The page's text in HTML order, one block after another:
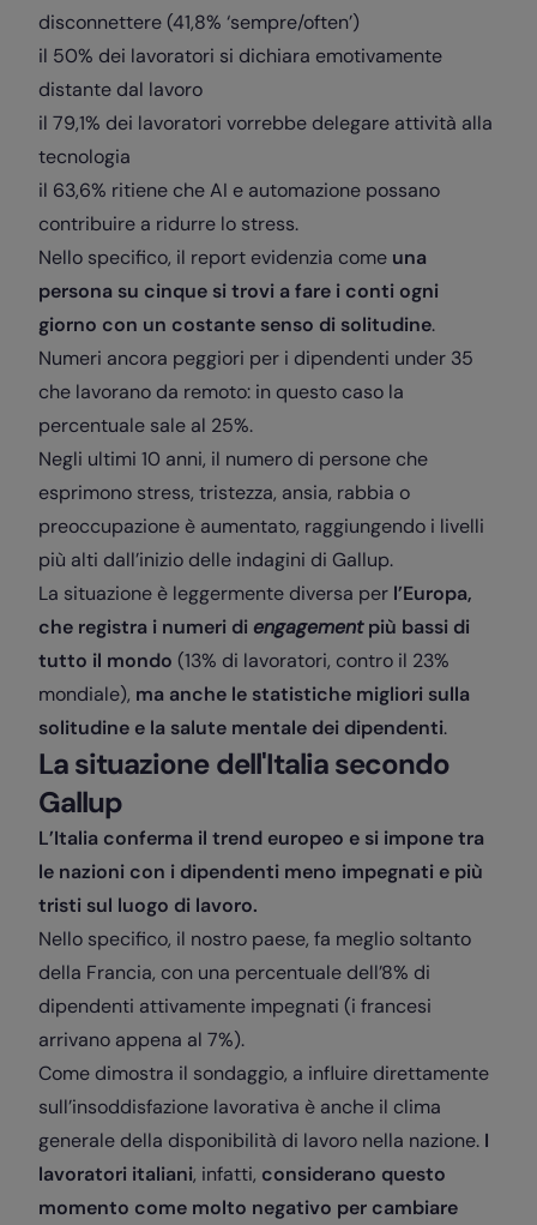
disconnettere (41,8% ‘sempre/often’)
il 50% dei lavoratori si dichiara emotivamente
distante dal lavoro
il 79,1% dei lavoratori vorrebbe delegare attività alla
tecnologia
il 63,6% ritiene che AI e automazione possano
contribuire a ridurre lo stress.
Nello specifico, il report evidenzia come una
persona su cinque si trovi a fare i conti ogni
giorno con un costante senso di solitudine.
Numeri ancora peggiori per i dipendenti under 35
che lavorano da remoto: in questo caso la
percentuale sale al 25%.
Negli ultimi 10 anni, il numero di persone che
esprimono stress, tristezza, ansia, rabbia o
preoccupazione è aumentato, raggiungendo i livelli
più alti dall’inizio delle indagini di Gallup.
La situazione è leggermente diversa per l’Europa,
che registra i numeri diengagementpiù bassi di
tutto il mondo (13% di lavoratori, contro il 23%
mondiale), ma anche le statistiche migliori sulla
solitudine e la salute mentale dei dipendenti.
La situazione dell'Italia secondo
Gallup
L’Italia conferma il trend europeo e si impone tra
le nazioni con i dipendenti meno impegnati e più
tristi sul luogo di lavoro.
Nello specifico, il nostro paese, fa meglio soltanto
della Francia, con una percentuale dell’8% di
dipendenti attivamente impegnati (i francesi
arrivano appena al 7%).
Come dimostra il sondaggio, a influire direttamente
sull’insoddisfazione lavorativa è anche il clima
generale della disponibilità di lavoro nella nazione. I
lavoratori italiani, infatti, considerano questo
momento come molto negativo per cambiare